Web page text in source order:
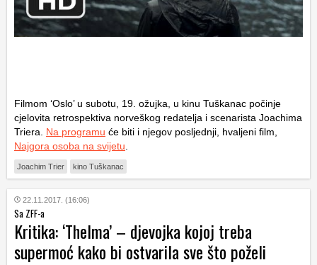
Filmom ‘Oslo’ u subotu, 19. ožujka, u kinu Tuškanac počinje
cjelovita retrospektiva norveškog redatelja i scenarista Joachima
Triera. Na programu će biti i njegov posljednji, hvaljeni film,
Najgora osoba na svijetu
Joachim Trier kino Tuškanac
22.11.2017. (16:06)
Sa ZFF-a
Kritika: ‘Thelma’ – djevojka kojoj treba
supermoć kako bi ostvarila sve što poželi